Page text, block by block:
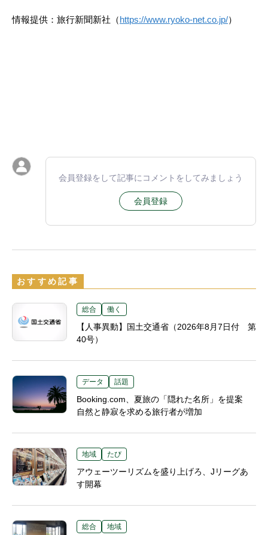
情報提供：旅行新聞新社（https://www.ryoko-net.co.jp/）
会員登録をして記事にコメントをしてみましょう
会員登録
おすすめ記事
総合 働く
【人事異動】国土交通省（2026年8月7日付 第
40号）
データ 話題
Booking.com、夏旅の「隠れた名所」を提案
自然と静寂を求める旅行者が増加
地域 たび
アウェーツーリズムを盛り上げろ、Jリーグあ
す開幕
総合 地域